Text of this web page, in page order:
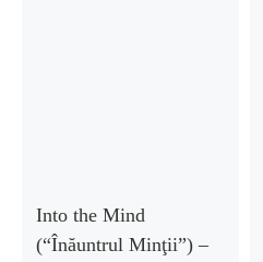
Into the Mind
(“Înăuntrul Minţii”) –